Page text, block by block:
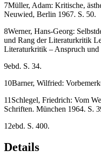
7Müller, Adam: Kritische,
Neuwied, Berlin 1967. S. 50.
8Werner, Hans-Georg:
und Rang der Literaturkritik
Literaturkritik – Anspruch
9ebd. S. 34.
10Barner, Wilfried:
11 Schlegel, Friedrich: Vom
Schriften. München 1964. S.
12ebd. S. 400.
Details